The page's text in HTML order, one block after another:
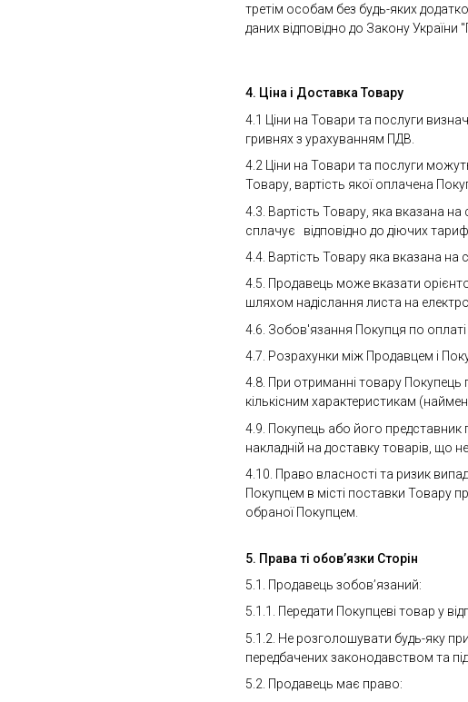
третім особам без будь-яких
даних відповідно до Закону
4. Ціна і Доставка Товару
4.1 Ціни на Товари та послуги
гривнях з урахуванням ПДВ.
4.2 Ціни на Товари та послуги
Товару, вартість якої оплачена
4.3. Вартість Товару, яка вказана
сплачує відповідно до діючих
4.4. Вартість Товару яка вказана на
4.5. Продавець може вказати
шляхом надіслання листа на
4.6. Зобов'язання Покупця по
4.7. Розрахунки між Продавцем і
4.8. При отриманні товару Покупець
кількісним характеристикам
4.9. Покупець або його представник
накладній на доставку товарів, що
4.10. Право власності та ризик
Покупцем в місті поставки Товару
обраної Покупцем.
5. Права ті обов’язки Сторін
5.1. Продавець зобов’язаний:
5.1.1. Передати Покупцеві товар у
5.1.2. Не розголошувати будь-яку
передбачених законодавством та
5.2. Продавець має право: